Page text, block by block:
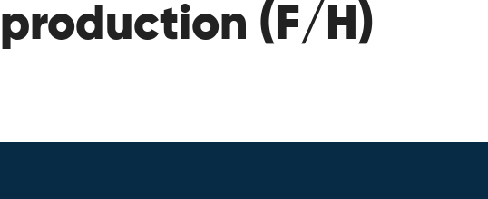
production (F/H)